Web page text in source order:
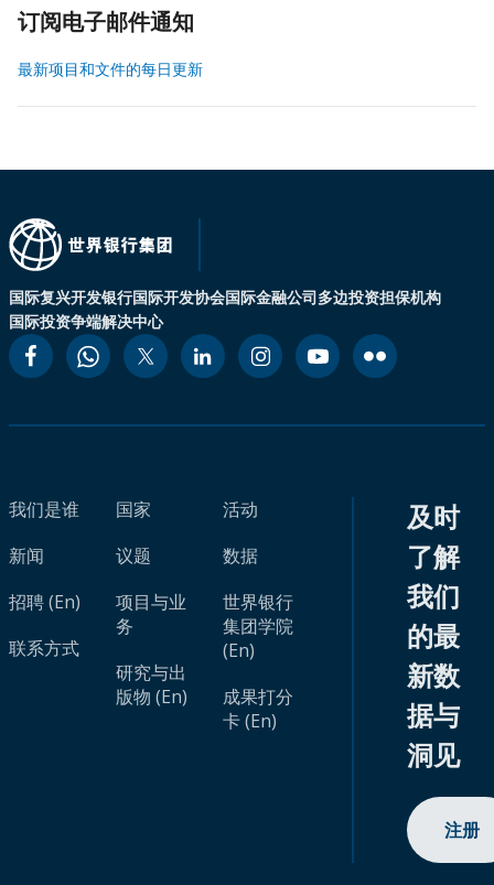
订阅电子邮件通知
最新项目和文件的每日更新
国际复兴开发银行国际开发协会国际金融公司多边投资担保机构
国际投资争端解决中心
我们是谁
新闻
招聘 (En)
联系方式
国家
议题
项目与业
务
研究与出
版物 (En)
活动
数据
世界银行
集团学院
(En)
成果打分
卡 (En)
及时
了解
我们
的最
新数
据与
洞见
注册